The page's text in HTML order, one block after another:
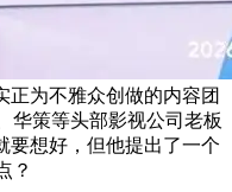
正为不雅众创做的内容团
华策等头部影视公司老板
要想好，但他提出了一个
？